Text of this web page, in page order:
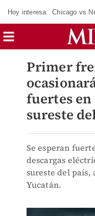
Hoy interesa: Chicago vs
Primer
fuertes
sureste
Se esperan
descargas
sureste del país,
Yucatán.